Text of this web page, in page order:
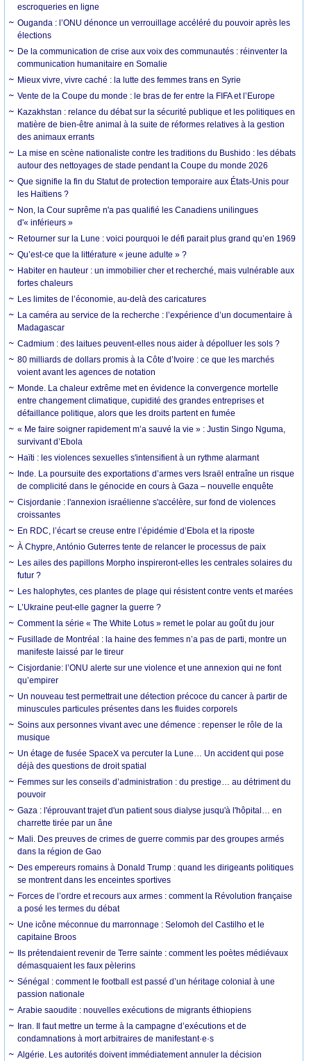
escroqueries en ligne
Ouganda : l’ONU dénonce un verrouillage accéléré du pouvoir après les
élections
De la communication de crise aux voix des communautés : réinventer la
communication humanitaire en Somalie
Mieux vivre, vivre caché : la lutte des femmes trans en Syrie
Vente de la Coupe du monde : le bras de fer entre la FIFA et l’Europe
Kazakhstan : relance du débat sur la sécurité publique et les politiques en
matière de bien-être animal à la suite de réformes relatives à la gestion
des animaux errants
La mise en scène nationaliste contre les traditions du Bushido : les débats
autour des nettoyages de stade pendant la Coupe du monde 2026
Que signifie la fin du Statut de protection temporaire aux États-Unis pour
les Haïtiens ?
Non, la Cour suprême n'a pas qualifié les Canadiens unilingues
d'« inférieurs »
Retourner sur la Lune : voici pourquoi le défi parait plus grand qu’en 1969
Qu’est-ce que la littérature « jeune adulte » ?
Habiter en hauteur : un immobilier cher et recherché, mais vulnérable aux
fortes chaleurs
Les limites de l’économie, au-delà des caricatures
La caméra au service de la recherche : l’expérience d’un documentaire à
Madagascar
Cadmium : des laitues peuvent-elles nous aider à dépolluer les sols ?
80 milliards de dollars promis à la Côte d’Ivoire : ce que les marchés
voient avant les agences de notation
Monde. La chaleur extrême met en évidence la convergence mortelle
entre changement climatique, cupidité des grandes entreprises et
défaillance politique, alors que les droits partent en fumée
« Me faire soigner rapidement m’a sauvé la vie » : Justin Singo Nguma,
survivant d’Ebola
Haïti : les violences sexuelles s'intensifient à un rythme alarmant
Inde. La poursuite des exportations d’armes vers Israël entraîne un risque
de complicité dans le génocide en cours à Gaza – nouvelle enquête
Cisjordanie : l'annexion israélienne s'accélère, sur fond de violences
croissantes
En RDC, l’écart se creuse entre l’épidémie d’Ebola et la riposte
À Chypre, António Guterres tente de relancer le processus de paix
Les ailes des papillons Morpho inspireront-elles les centrales solaires du
futur ?
Les halophytes, ces plantes de plage qui résistent contre vents et marées
L’Ukraine peut-elle gagner la guerre ?
Comment la série « The White Lotus » remet le polar au goût du jour
Fusillade de Montréal : la haine des femmes n’a pas de parti, montre un
manifeste laissé par le tireur
Cisjordanie: l’ONU alerte sur une violence et une annexion qui ne font
qu’empirer
Un nouveau test permettrait une détection précoce du cancer à partir de
minuscules particules présentes dans les fluides corporels
Soins aux personnes vivant avec une démence : repenser le rôle de la
musique
Un étage de fusée SpaceX va percuter la Lune… Un accident qui pose
déjà des questions de droit spatial
Femmes sur les conseils d’administration : du prestige… au détriment du
pouvoir
Gaza : l'éprouvant trajet d'un patient sous dialyse jusqu'à l'hôpital… en
charrette tirée par un âne
Mali. Des preuves de crimes de guerre commis par des groupes armés
dans la région de Gao
Des empereurs romains à Donald Trump : quand les dirigeants politiques
se montrent dans les enceintes sportives
Forces de l’ordre et recours aux armes : comment la Révolution française
a posé les termes du débat
Une icône méconnue du marronnage : Selomoh del Castilho et le
capitaine Broos
Ils prétendaient revenir de Terre sainte : comment les poètes médiévaux
démasquaient les faux pèlerins
Sénégal : comment le football est passé d’un héritage colonial à une
passion nationale
Arabie saoudite : nouvelles exécutions de migrants éthiopiens
Iran. Il faut mettre un terme à la campagne d’exécutions et de
condamnations à mort arbitraires de manifestant·e·s
Algérie. Les autorités doivent immédiatement annuler la décision